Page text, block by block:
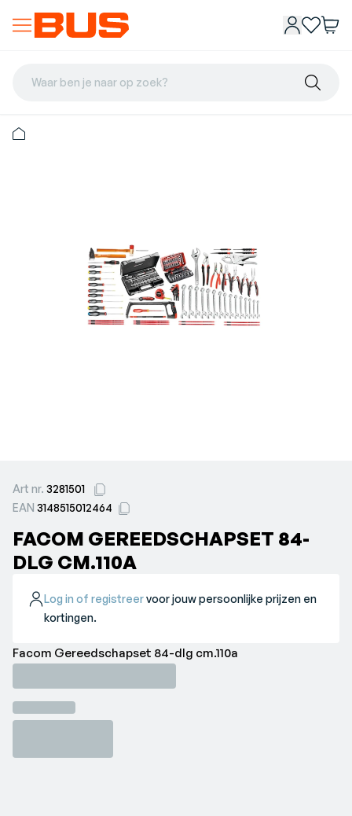
Waar ben je naar op zoek?
Art nr. 3281501
EAN 3148515012464
FACOM GEREEDSCHAPSET 84-
DLG CM.110A
Log in of registreervoor jouw persoonlijke prijzen en
kortingen.
Facom Gereedschapset 84-dlg cm.110a